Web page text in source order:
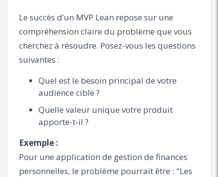
Le succès d’un MVP Lean repose sur une
compréhension claire du problème que vous
cherchez à résoudre. Posez-vous les questions
suivantes :
Quel est le besoin principal de votre
audience cible ?
Quelle valeur unique votre produit
apporte-t-il ?
Exemple :
Pour une application de gestion de finances
personnelles, le problème pourrait être : "Les